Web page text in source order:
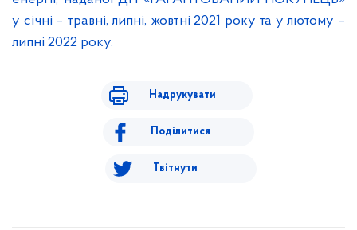
у січні – травні, липні, жовтні 2021 року та у лютому –
липні 2022 року.
Надрукувати
Поділитися
Твітнути